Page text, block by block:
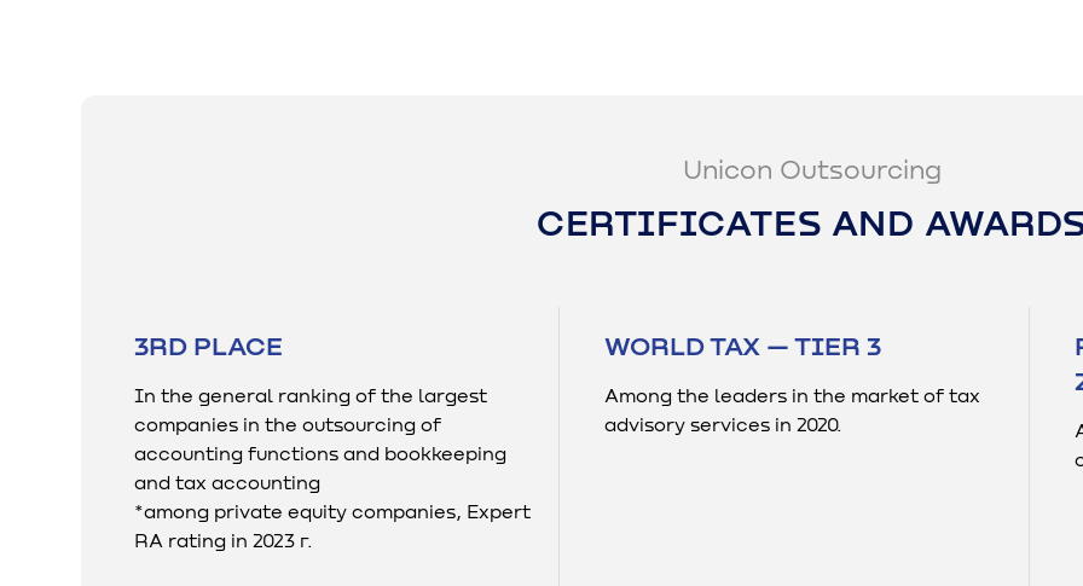
Unicon Outsourcing
CERTIFICATES AND
3RD PLACE
In the general ranking of the largest
companies in the outsourcing of
accounting functions and bookkeeping
and tax accounting
*among private equity companies, Expert
RA rating in 2023 г.
WORLD TAX — TIER 3
Among the leaders in the market of tax
advisory services in 2020.